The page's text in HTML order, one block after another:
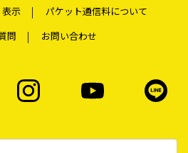
示
パケット通信料について
問
お問い合わせ